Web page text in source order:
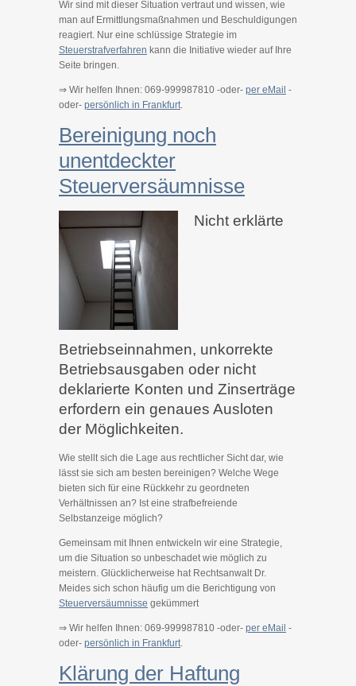
Wir sind mit dieser Situation vertraut und wissen, wie
man auf Ermittlungsmaßnahmen und Beschuldigungen
reagiert. Nur eine schlüssige Strategie im
Steuerstrafverfahren kann die Initiative wieder auf Ihre
Seite bringen.
⇒ Wir helfen Ihnen: 069-999987810 -oder- per eMail -
oder- persönlich in Frankfurt.
Bereinigung noch
unentdeckter
Steuerversäumnisse
Nicht erklärte
Betriebseinnahmen, unkorrekte
Betriebsausgaben oder nicht
deklarierte Konten und Zinserträge
erfordern ein genaues Ausloten
der Möglichkeiten.
Wie stellt sich die Lage aus rechtlicher Sicht dar, wie
lässt sie sich am besten bereinigen? Welche Wege
bieten sich für eine Rückkehr zu geordneten
Verhältnissen an? Ist eine strafbefreiende
Selbstanzeige möglich?
Gemeinsam mit Ihnen entwickeln wir eine Strategie,
um die Situation so unbeschadet wie möglich zu
meistern. Glücklicherweise hat Rechtsanwalt Dr.
Meides sich schon häufig um die Berichtigung von
Steuerversäumnisse gekümmert
⇒ Wir helfen Ihnen: 069-999987810 -oder- per eMail -
oder- persönlich in Frankfurt.
Klärung der Haftung